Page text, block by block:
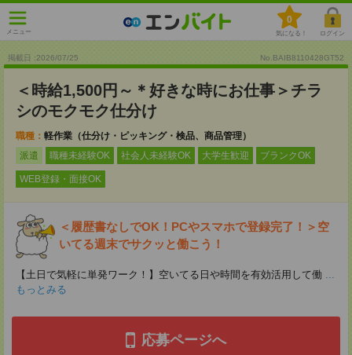
メニュー
0
気になる！ ログイン
掲載日 :2026/07/25 No.BAIB8110428GT52
＜時給1,500円～＊好きな時にお仕事＞チラ
シのモクモク仕分け
職種： 軽作業（仕分け・ピッキング・検品、商品管理）
派遣
職種未経験OK 社会人未経験OK 大学生歓迎 ブランクOK
WEB登録・面接OK
＜履歴書なしでOK！PCやスマホで登録完了！＞空
いてる週末でサクッと働こう！
【土日で気軽に単発ワーク！】空いてる日や時間を有効活用して働 ...
もっとみる
応募ページへ